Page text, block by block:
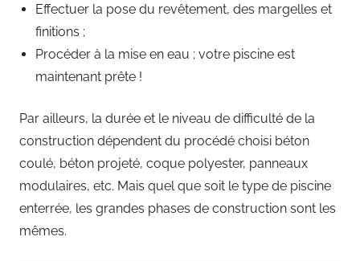
Effectuer la pose du revêtement, des margelles et
finitions ;
Procéder à la mise en eau ; votre piscine est
maintenant prête !
Par ailleurs, la durée et le niveau de difficulté de la
construction dépendent du procédé choisi béton
coulé, béton projeté, coque polyester, panneaux
modulaires, etc. Mais quel que soit le type de piscine
enterrée, les grandes phases de construction sont les
mêmes.